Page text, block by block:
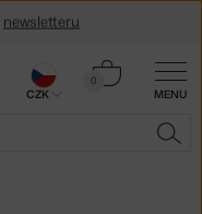
MENU
0
Košík
newsletteru
CZK